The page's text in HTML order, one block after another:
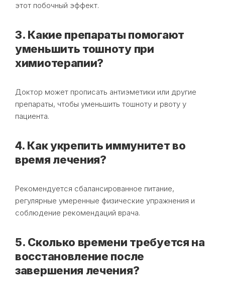
этот побочный эффект.
3. Какие препараты помогают
уменьшить тошноту при
химиотерапии?
Доктор может прописать антиэметики или другие
препараты, чтобы уменьшить тошноту и рвоту у
пациента.
4. Как укрепить иммунитет во
время лечения?
Рекомендуется сбалансированное питание,
регулярные умеренные физические упражнения и
соблюдение рекомендаций врача.
5. Сколько времени требуется на
восстановление после
завершения лечения?